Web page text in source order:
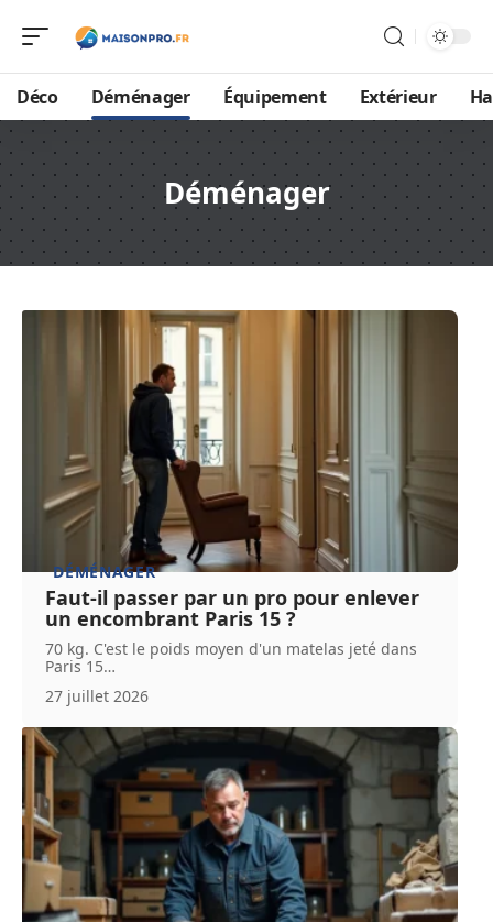
Déco Déménager Équipement Extérieur
Déménager
DÉMÉNAGER
Faut-il passer par un pro pour enlever
un encombrant Paris 15 ?
70 kg. C'est le poids moyen d'un matelas jeté dans
Paris 15…
27 juillet 2026